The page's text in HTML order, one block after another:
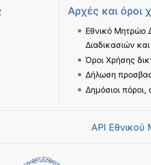
Αρχές και όροι
Εθνικό Μητρώο
Διαδικασιών
Όροι Χρήσης
Δήλωση
Δημόσιοι πόροι,
API Εθνικού